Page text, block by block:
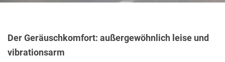
Der Geräuschkomfort: außergewöhnlich leise und
vibrationsarm